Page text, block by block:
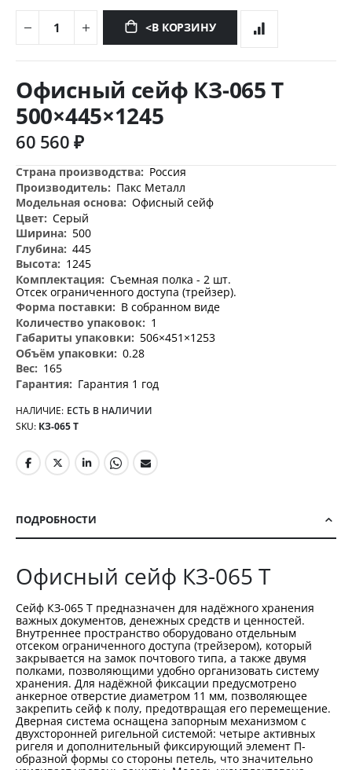
<В КОРЗИНУ
началу
галереи
изображений
Офисный сейф КЗ-065 Т
500×445×1245
60 560 ₽
Дополнительная
информация
Россия
Пакс Металл
Офисный сейф
Серый
500
445
1245
Съемная полка - 2 шт.
Отсек ограниченного доступа (трейзер).
В собранном виде
1
506×451×1253
0.28
165
Гарантия 1 год
НАЛИЧИЕ: ЕСТЬ В НАЛИЧИИ
SKU КЗ-065 Т
ПОДРОБНОСТИ
Офисный сейф КЗ-065 Т
Сейф КЗ-065 Т предназначен для надёжного хранения
важных документов, денежных средств и ценностей.
Внутреннее пространство оборудовано отдельным
отсеком ограниченного доступа (трейзером), который
закрывается на замок почтового типа, а также двумя
полками, позволяющими удобно организовать систему
хранения. Для надёжной фиксации предусмотрено
анкерное отверстие диаметром 11 мм, позволяющее
закрепить сейф к полу, предотвращая его перемещение.
Дверная система оснащена запорным механизмом с
двухсторонней ригельной системой: четыре активных
ригеля и дополнительный фиксирующий элемент П-
образной формы со стороны петель, что значительно